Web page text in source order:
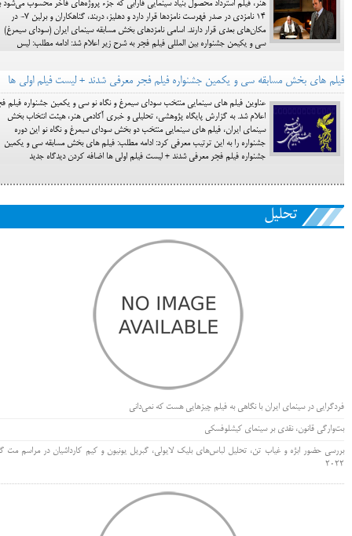
هنر، فیلم استرداد محصول بنیاد سینمایی فارابی که جزء پروژه‌های فاخر محسوب می‌شود
14 نامزدی در صدر فهرست نامزدها قرار دارد و دهلیز، دربند، گناهکاران و برلین 7- در
مکان‌های بعدی قرار دارند. اسامي نامزدهاي بخش مسابقه سينماي ايران (سوداي سيمرغ)
سي و يكيمن جشنواره بين المللي فيلم فجر به شرح زير اعلام شد: ادامه مطلب: لیس
فیلم های بخش مسابقه سی و یکمین جشنواره فیلم فجر معرفی شدند + لیست فیلم اولی ها
عناوين فيلم هاي سينمايي منتخب سوداي سيمرغ و نگاه نو سي و يكمين جشنواره فيلم
اعلام شد. به گزارش پایگاه پژوهشی، تحلیلی و خبری آکادمی هنر، هيئت انتخاب بخش
سينماي ايران، فيلم هاي سينمايي منتخب دو بخش سوداي سيمرغ و نگاه نو اين دوره
جشنواره را به اين ترتيب معرفي كرد: ادامه مطلب: فیلم های بخش مسابقه سی و یکمین
جشنواره فیلم فجر معرفی شدند + لیست فیلم اولی ها اضافه کردن دیدگاه جدید
تحلیل
فردگرایی در سینمای ایران با نگاهی به فیلم چیزهایی هست که نمی‌دانی
بت‌وارگی قانون، نقدی بر سینمای کیشلوفسکی
بررسی حضور ابژه و غیاب تن، تحلیل لباس‌های بلیک لایولی، گبریل یونیون و کیم کارداشیان در مراسم مت
۲۰۲۲